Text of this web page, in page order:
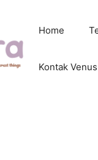
Home
Kontak